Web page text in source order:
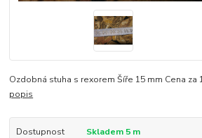
Ozdobná stuha s rexorem Šíře 15 mm Cena za
popis
Dostupnost Skladem 5 m